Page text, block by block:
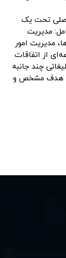
تحت یک
مدیریت
مدیریت امور
از اتفاقات
چند جانبه
با هدف مشخص و